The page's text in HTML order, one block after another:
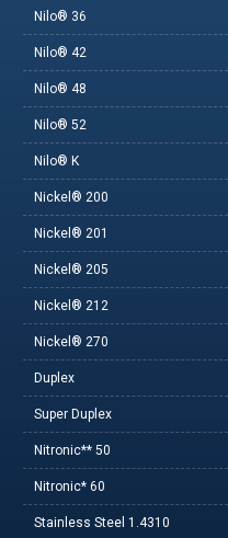
Nilo® 36
Nilo® 42
Nilo® 48
Nilo® 52
Nilo® K
Nickel® 200
Nickel® 201
Nickel® 205
Nickel® 212
Nickel® 270
Duplex
Super Duplex
Nitronic** 50
Nitronic* 60
Stainless Steel 1.4310